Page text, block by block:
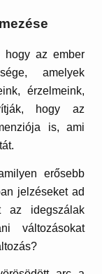
hogy az ember
amelyek
érzelmeink,
hogy az
is, ami
erősebb
jelzéseket ad
az idegszálak
változásokat